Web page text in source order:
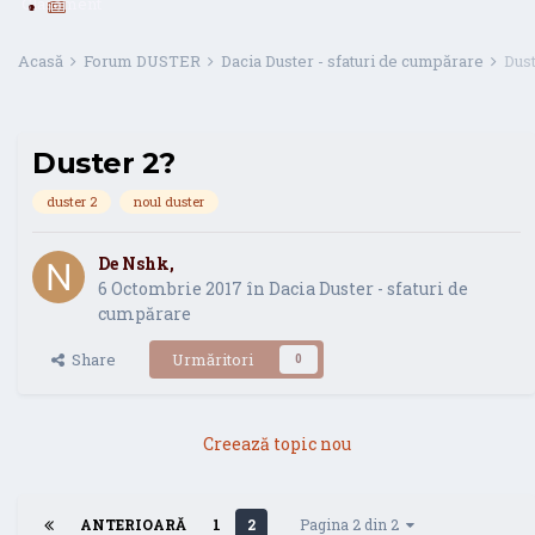
Acasă Forum DUSTER Dacia Duster - sfaturi de cumpărare
Duster 2?
duster 2 noul duster
De Nshk,
6 Octombrie 2017 în Dacia Duster - sfaturi de
cumpărare
Share Urmăritori 0
Creează topic nou
ANTERIOARĂ 1 2 Pagina 2 din 2